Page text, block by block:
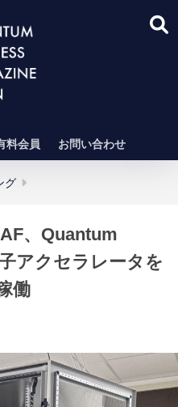
料会員 お問い合わせ
グ
、Quantum
アクセラレータを
働